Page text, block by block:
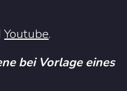
Youtube.
bei Vorlage eines